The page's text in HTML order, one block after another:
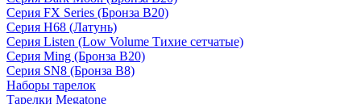
Серия FX Series (Бронза B20)
Серия H68 (Латунь)
Серия Listen (Low Volume Тихие сетчатые)
Серия Ming (Бронза B20)
Серия SN8 (Бронза B8)
Наборы тарелок
Тарелки Megatone